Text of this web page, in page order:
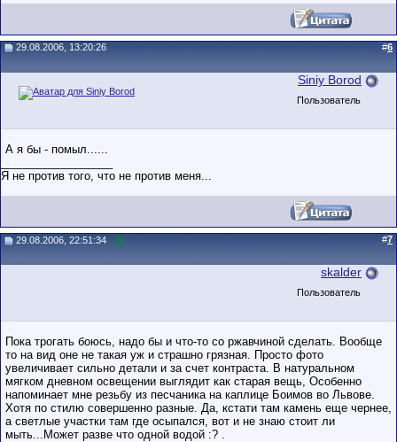
29.08.2006, 13:20:26 #6
Siniy Borod
Пользователь
А я бы - помыл......
Я не против того, что не против меня...
29.08.2006, 22:51:34 #7
skalder
Пользователь
Пока трогать боюсь, надо бы и что-то со ржавчиной сделать. Вообще
то на вид оне не такая уж и страшно грязная. Просто фото
увеличивает сильно детали и за счет контраста. В натуральном
мягком дневном освещении выглядит как старая вещь, Особенно
напоминает мне резьбу из песчаника на каплице Боимов во Львове.
Хотя по стилю совершенно разные. Да, кстати там камень еще чернее,
а светлые участки там где осыпался, вот и не знаю стоит ли
мыть...Может разве что одной водой :? .